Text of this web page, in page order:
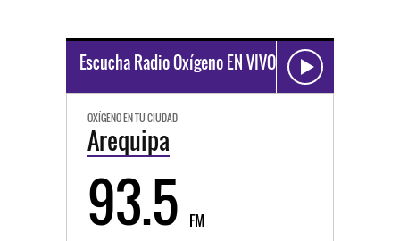
Escucha Radio Oxígeno EN VIVO
OXÍGENO EN TU CIUDAD
Arequipa
93.5 FM